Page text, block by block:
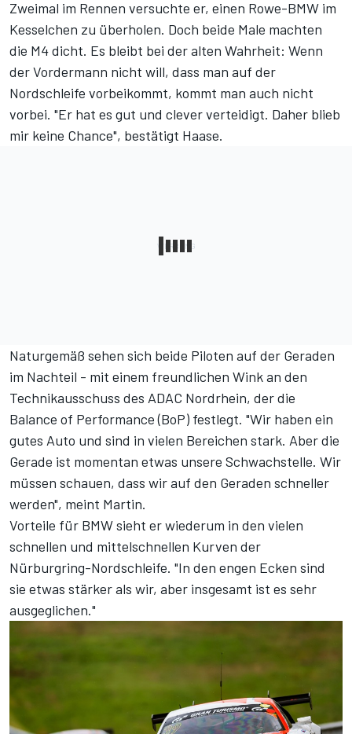
Zweimal im Rennen versuchte er, einen Rowe-BMW im
Kesselchen zu überholen. Doch beide Male machten
die M4 dicht. Es bleibt bei der alten Wahrheit: Wenn
der Vordermann nicht will, dass man auf der
Nordschleife vorbeikommt, kommt man auch nicht
vorbei. "Er hat es gut und clever verteidigt. Daher blieb
mir keine Chance", bestätigt Haase.
Naturgemäß sehen sich beide Piloten auf der Geraden
im Nachteil - mit einem freundlichen Wink an den
Technikausschuss des ADAC Nordrhein, der die
Balance of Performance (BoP) festlegt. "Wir haben ein
gutes Auto und sind in vielen Bereichen stark. Aber die
Gerade ist momentan etwas unsere Schwachstelle. Wir
müssen schauen, dass wir auf den Geraden schneller
werden", meint Martin.
Vorteile für BMW sieht er wiederum in den vielen
schnellen und mittelschnellen Kurven der
Nürburgring-Nordschleife. "In den engen Ecken sind
sie etwas stärker als wir, aber insgesamt ist es sehr
ausgeglichen."